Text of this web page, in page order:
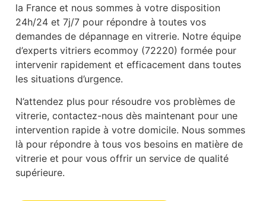
la France et nous sommes à votre disposition
24h/24 et 7j/7 pour répondre à toutes vos
demandes de dépannage en vitrerie. Notre équipe
d’experts vitriers ecommoy (72220) formée pour
intervenir rapidement et efficacement dans toutes
les situations d’urgence.
N’attendez plus pour résoudre vos problèmes de
vitrerie, contactez-nous dès maintenant pour une
intervention rapide à votre domicile. Nous sommes
là pour répondre à tous vos besoins en matière de
vitrerie et pour vous offrir un service de qualité
supérieure.